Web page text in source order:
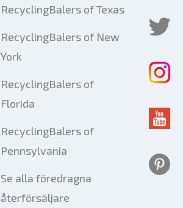
RecyclingBalers of Texas
RecyclingBalers of New
York
RecyclingBalers of
Florida
RecyclingBalers of
Pennsylvania
Se alla föredragna
återförsäljare